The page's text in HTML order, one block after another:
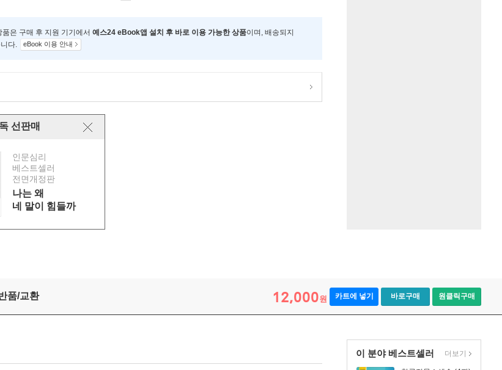
품은 구매 후 지원 기기에서 예스24 eBook앱 설치 후 바로 이용 가능한 상품이며, 배송되지
다.
eBook 이용 안내
선판매
인문심리
베스트셀러
전면개정판
나는 왜
네 말이 힘들까
품/교환 12,000원 카트에 넣기 바로구매 원클릭구매
이 분야 베스트셀러 더보기